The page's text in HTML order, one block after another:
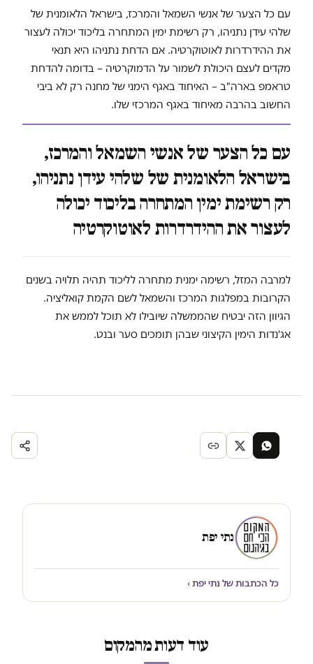
עם כל הצער של אנשי השמאל והמרכז, בישראל הלאומנית של
שלהי עידן נתניהו, רק רשימת ימין המתחרה בליכוד יכולה לעצור
את ההידרדרות לאוטוקרטיה. אם הדחת נתניהו היא תנאי
מקדים לעצם היכולת לשמור על הדמוקרטיה – בדומה להדחת
טראמפ בארה"ב – האיחוד באגף הימני של מחנה רק לא ביבי
החשוב בהרבה מאיחוד באגף המרכזי שלו.
עם כל הצער של אנשי השמאל והמרכז,
בישראל הלאומנית של שלהי עידן נתניהו,
רק רשימת ימין המתחרה בליכוד יכולה
לעצור את ההידרדרות לאוטוקרטיה
למרבה המזל, רשימה ימנית מתחרה לליכוד תהיה תלויה בשנים
הקרובות במפלגות המרכז והשמאל לשם הקמת קואליציה.
הגיוון הזה יבטיח שהממשלה שיובילו לא תוכל לממש את
אג'נדות הימין הקיצוני שבהן תומכים סער ובנט.
נתי יפת
כל הכתבות של נתי יפת ›
עוד דעות מהמקום